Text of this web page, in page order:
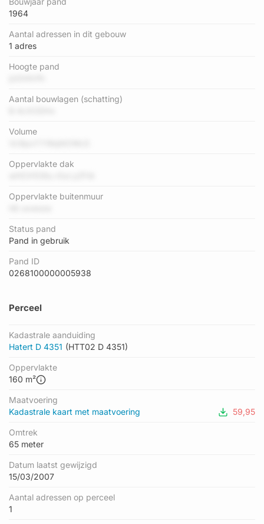
1964
Aantal adressen in dit gebouw
1 adres
Hoogte pand
Aantal bouwlagen (schatting)
Volume
Oppervlakte dak
Oppervlakte buitenmuur
Status pand
Pand in gebruik
Pand ID
0268100000005938
Perceel
Kadastrale aanduiding
Hatert D 4351 (HTT02 D 4351)
Oppervlakte
160 m²
Maatvoering
Kadastrale kaart met maatvoering
59,95
Omtrek
65 meter
Datum laatst gewijzigd
15/03/2007
Aantal adressen op perceel
1